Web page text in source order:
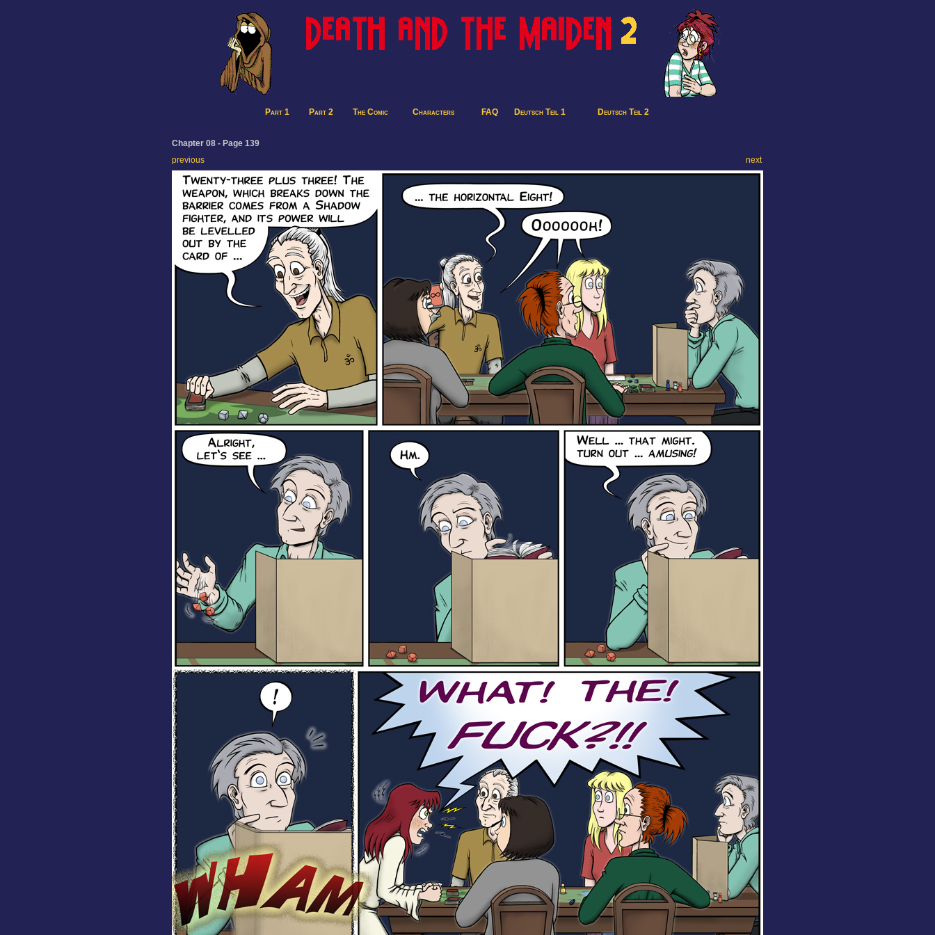
Part 1 Part 2 The Comic Characters FAQ Deutsch Teil 1 Deutsch Teil 2
Chapter 08 - Page 139
previous
next